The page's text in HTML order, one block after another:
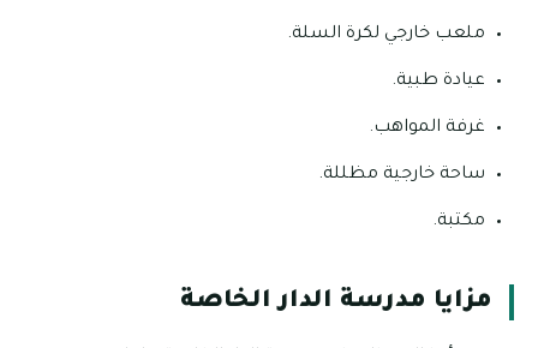
ملعب خارجي لكرة السلة.
عيادة طبية.
غرفة المواهب.
ساحة خارجية مظللة.
مكتبة.
مزايا مدرسة الدار الخاصة